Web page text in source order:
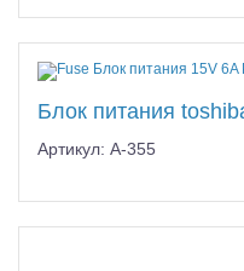
Технические жидкости
Оптовая продажа
Блок питания
Артикул: A-355